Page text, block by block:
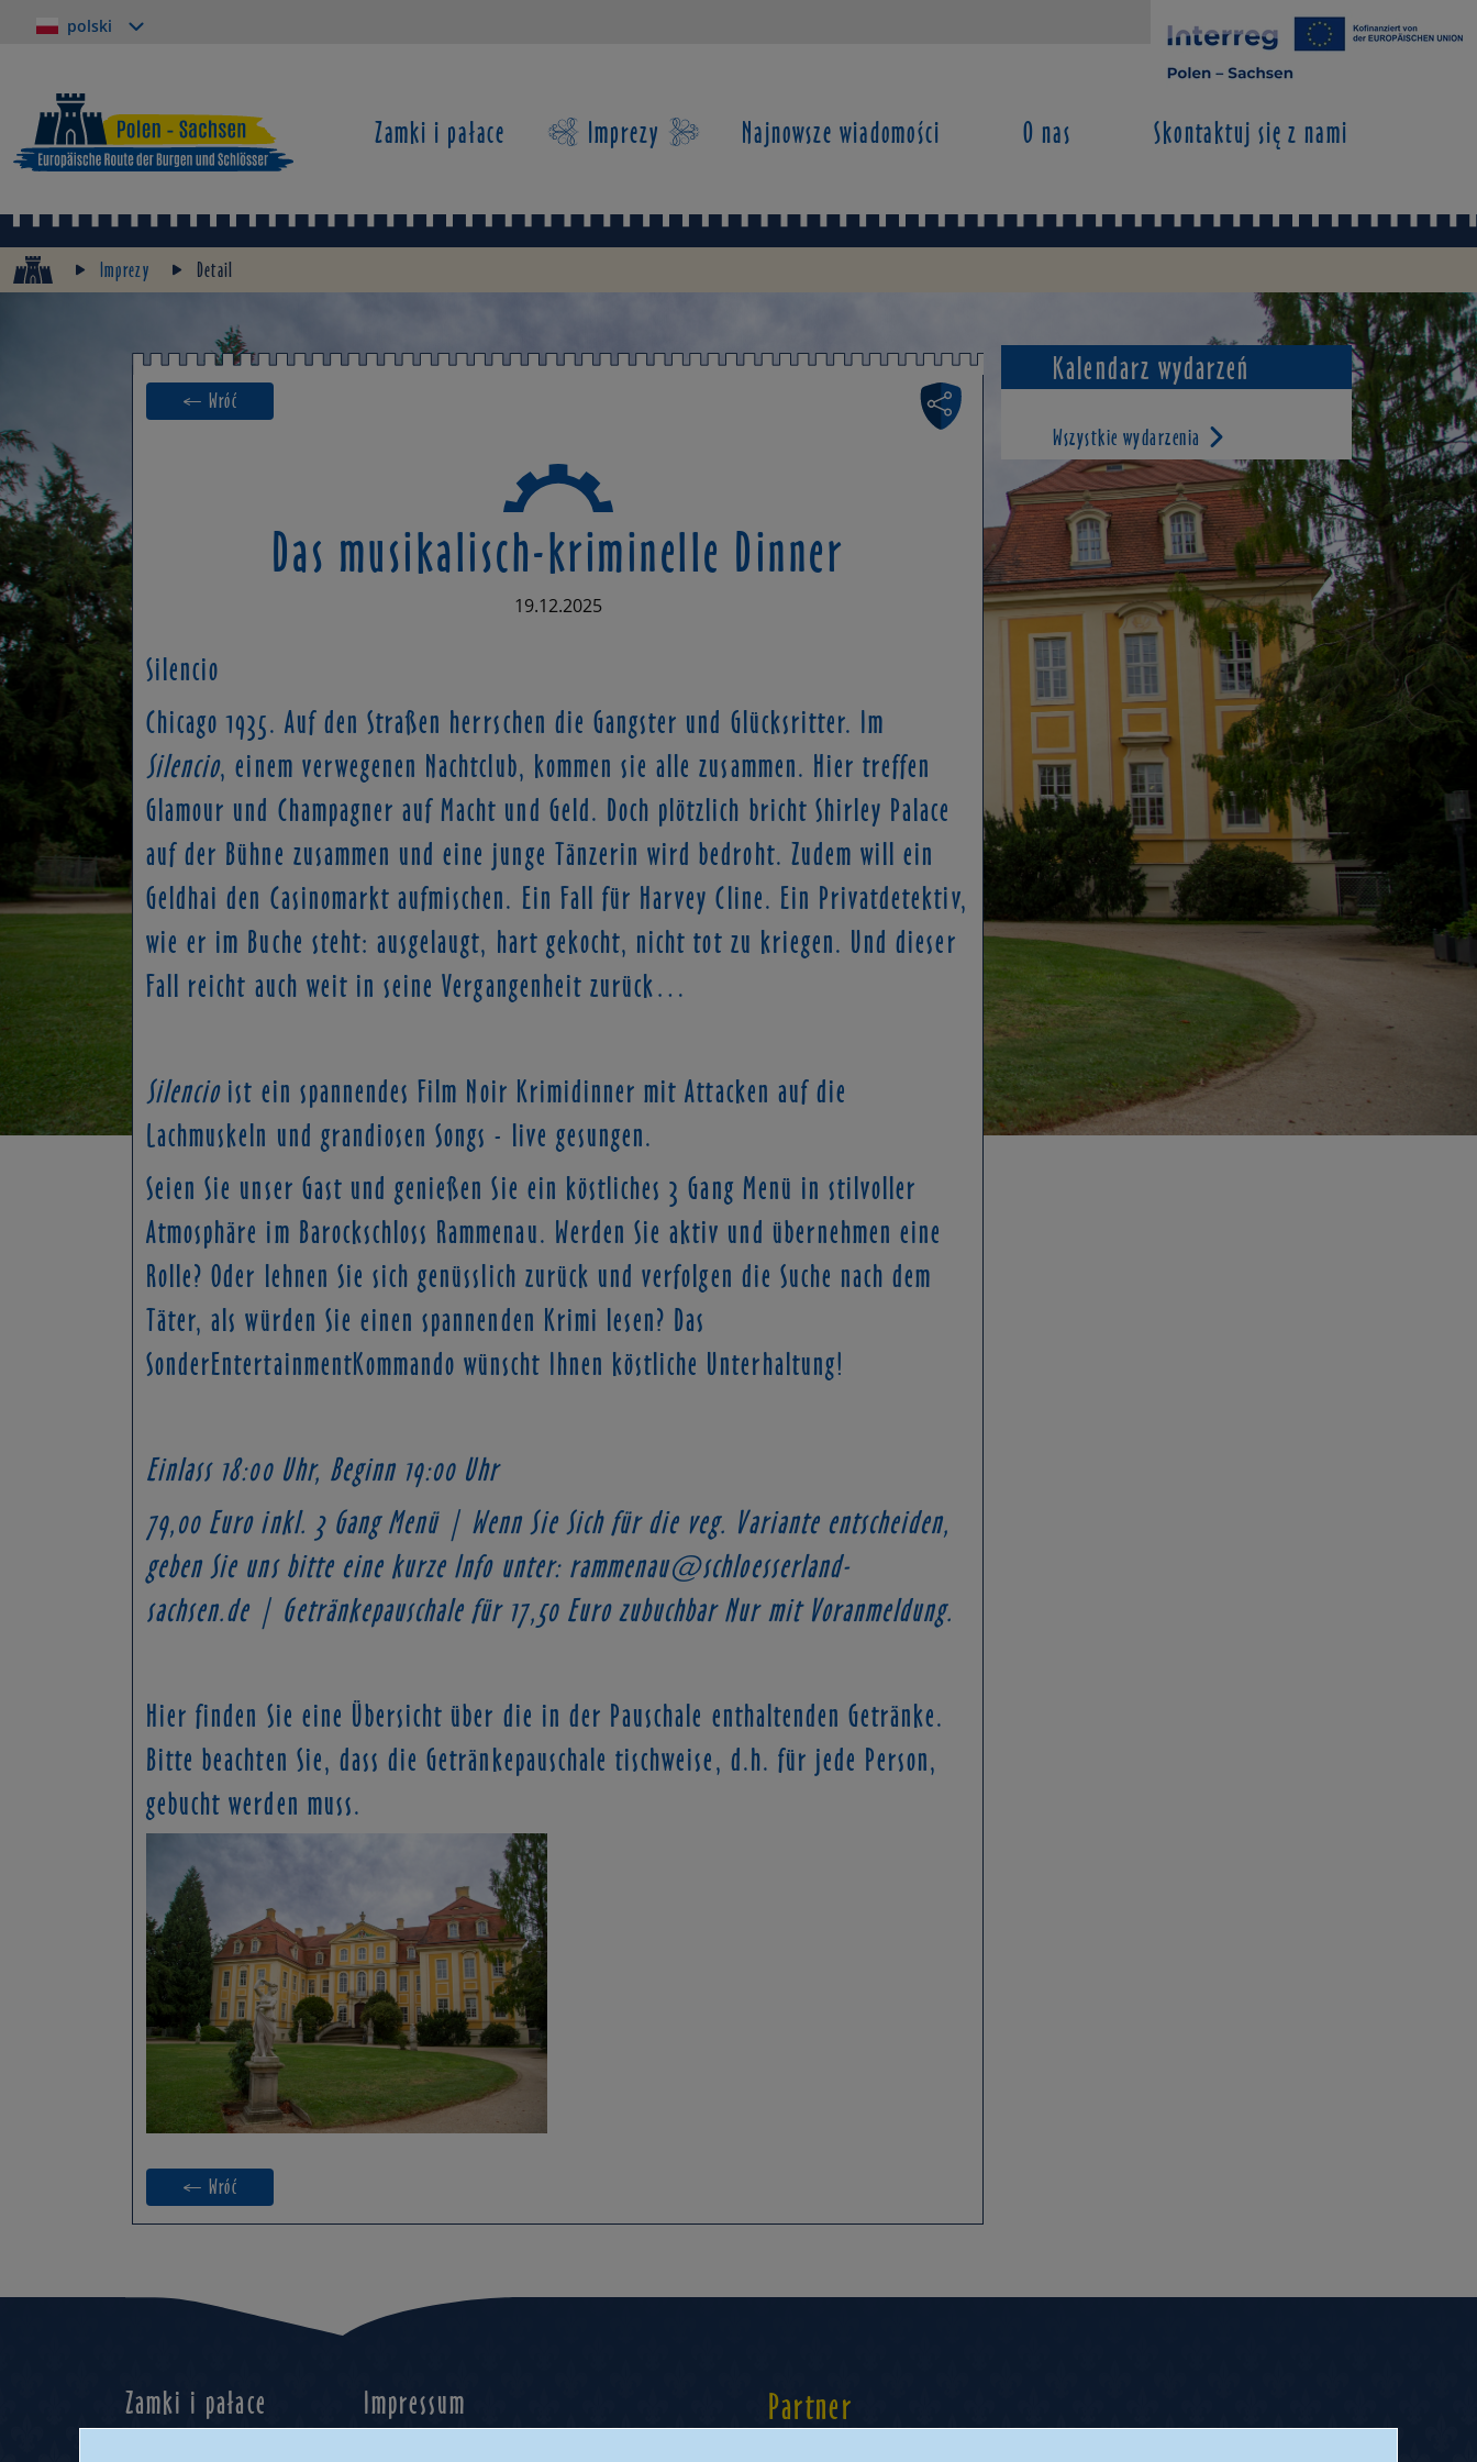
polski
Zamki i pałace Imprezy Najnowsze wiadomości O nas Skontaktuj się z nami
Imprezy Detail
Kalendarz wydarzeń
Wszystkie wydarzenia
← Wróć
Das musikalisch-kriminelle Dinner
19.12.2025
Silencio
Chicago 1935. Auf den Straßen herrschen die Gangster und Glücksritter. Im
Silencio, einem verwegenen Nachtclub, kommen sie alle zusammen. Hier treffen
Glamour und Champagner auf Macht und Geld. Doch plötzlich bricht Shirley Palace
auf der Bühne zusammen und eine junge Tänzerin wird bedroht. Zudem will ein
Geldhai den Casinomarkt aufmischen. Ein Fall für Harvey Cline. Ein Privatdetektiv,
wie er im Buche steht: ausgelaugt, hart gekocht, nicht tot zu kriegen. Und dieser
Fall reicht auch weit in seine Vergangenheit zurück…
Silencioist ein spannendes Film Noir Krimidinner mit Attacken auf die
Lachmuskeln und grandiosen Songs - live gesungen.
Seien Sie unser Gast und genießen Sie ein köstliches 3 Gang Menü in stilvoller
Atmosphäre im Barockschloss Rammenau. Werden Sie aktiv und übernehmen eine
Rolle? Oder lehnen Sie sich genüsslich zurück und verfolgen die Suche nach dem
Täter, als würden Sie einen spannenden Krimi lesen? Das
SonderEntertainmentKommando wünscht Ihnen köstliche Unterhaltung!
Einlass 18:00 Uhr, Beginn 19:00 Uhr
79,00 Euro inkl. 3 Gang Menü│Wenn Sie Sich für die veg. Variante entscheiden,
geben Sie uns bitte eine kurze Info unter: rammenau@schloesserland-
sachsen.de│Getränkepauschale für 17,50 Euro zubuchbar Nur mit Voranmeldung.
Hier finden Sie eine Übersicht über die in der Pauschale enthaltenden Getränke.
Bitte beachten Sie, dass die Getränkepauschale tischweise, d.h. für jede Person,
gebucht werden muss.
← Wróć
Zamki i pałace
Impressum
Partner